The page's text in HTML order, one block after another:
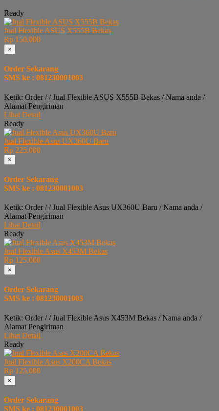
Ready
Jual Flexible ASUS X555B Bekas
Rp 150.000
×
Order Sekarang
SMS ke : 081230001003
Ketik: Order / / Jual Flexible ASUS X555B Bekas / Nama anda /
Alamat Pengiriman
Lihat Detail
Ready
Jual Flexible Asus UX360U Baru
Rp 225.000
×
Order Sekarang
SMS ke : 081230001003
Ketik: Order / / Jual Flexible Asus UX360U Baru / Nama anda /
Alamat Pengiriman
Lihat Detail
Ready
Jual Flexible Asus X453M Bekas
Rp 125.000
×
Order Sekarang
SMS ke : 081230001003
Ketik: Order / / Jual Flexible Asus X453M Bekas / Nama anda /
Alamat Pengiriman
Lihat Detail
Ready
Jual Flexible Asus X200CA Bekas
Rp 125.000
×
Order Sekarang
SMS ke : 081230001003